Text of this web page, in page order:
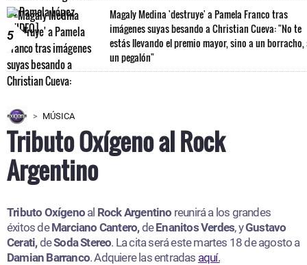
5
Magaly Medina 'destruye' a Pamela Franco tras
imágenes suyas besando a Christian Cueva: "No te
estás llevando el premio mayor, sino a un borracho,
un pegalón"
MÚSICA
Tributo Oxígeno al Rock
Argentino
Tributo Oxígeno al Rock Argentino reunirá a los grandes
éxitos deMarciano Cantero,deEnanitos Verdes, yGustavo
Cerati,deSoda Stereo. La cita será este martes 18 de agosto a
Damian Barranco. Adquiere las entradas aquí.